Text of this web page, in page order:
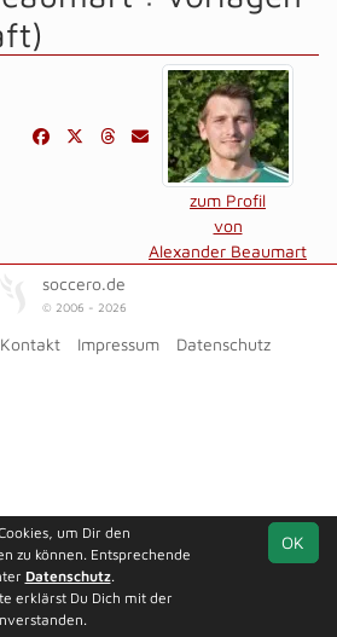
zum Profil
von
Alexander Beaumart
soccero.de
© 2006 - 2026
Kontakt Impressum Datenschutz
OK
um Dir den
zu können. Entsprechende
Datenschutz.
erklärst Du Dich mit der